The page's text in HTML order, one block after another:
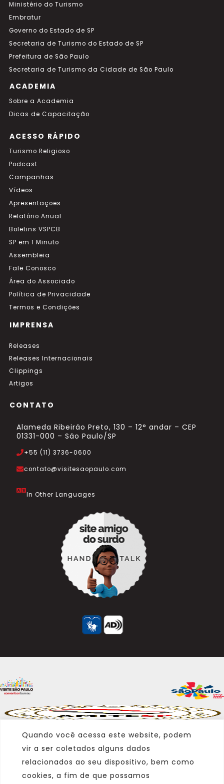
Quando você acessa este website, podem
vir a ser coletados alguns dados
relacionados ao seu dispositivo, bem como
cookies, a fim de que possamos
Ministério do Turismo
Embratur
Governo do Estado de SP
Secretaria de Turismo do Estado de SP
Prefeitura de São Paulo
Secretaria de Turismo da Cidade de São Paulo
ACADEMIA
Sobre a Academia
Dicas de Capacitação
ACESSO RÁPIDO
Turismo Religioso
Podcast
Campanhas
Vídeos
Apresentações
Relatório Anual
Boletins VSPCB
SP em 1 Minuto
Assembleia
Fale Conosco
Área do Associado
Política de Privacidade
Termos e Condições
IMPRENSA
Releases
Releases Internacionais
Clippings
Artigos
CONTATO
Alameda Ribeirão Preto, 130 – 12° andar – CEP
01331-000 – São Paulo/SP
+55 (11) 3736-0600
contato@visitesaopaulo.com
In Other Languages